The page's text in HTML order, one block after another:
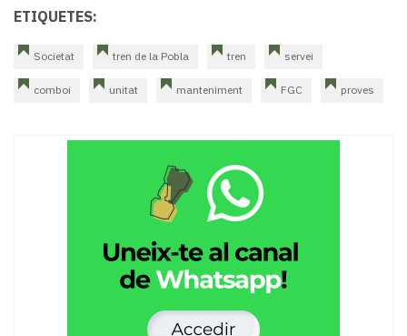
ETIQUETES:
Societat tren de la Pobla tren servei
comboi unitat manteniment FGC proves